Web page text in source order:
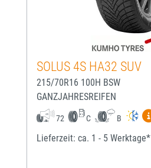
SOLUS 4S HA32 SUV
215/70R16 100H BSW
GANZJAHRESREIFEN
72 C B
Lieferzeit: ca. 1 - 5 Werktage*